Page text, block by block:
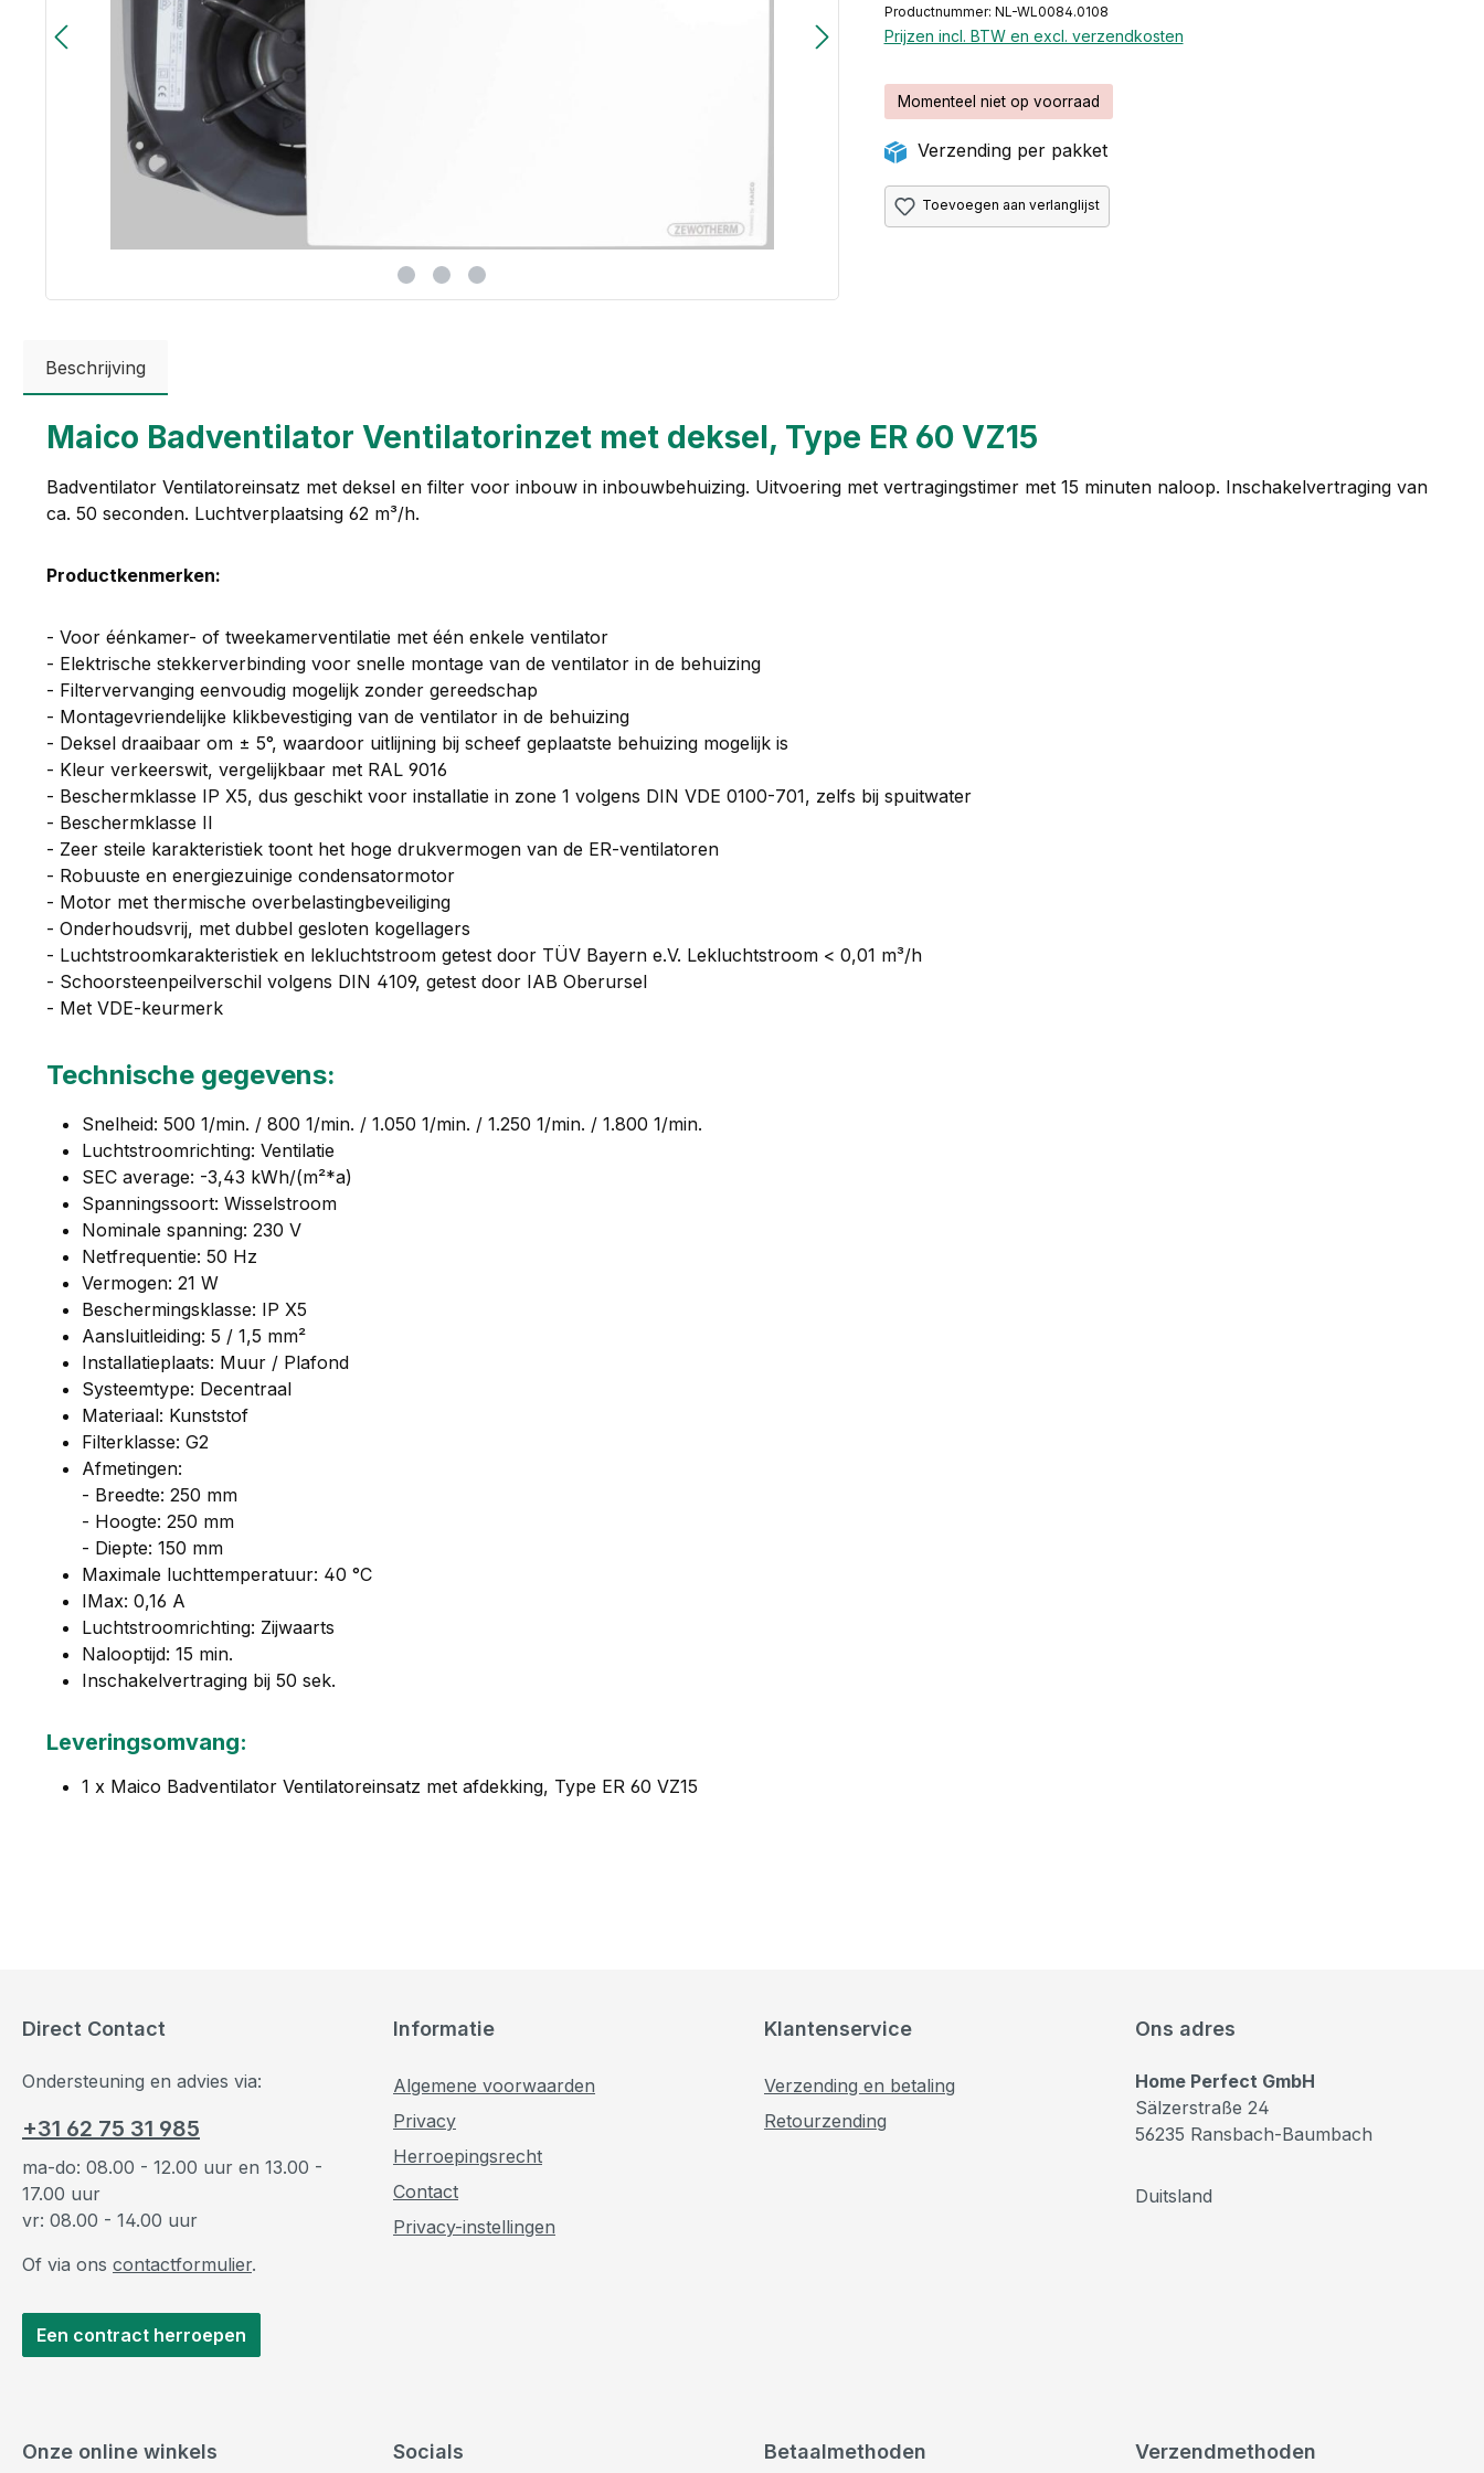
Productnummer: NL-WL0084.0108
Prijzen incl. BTW en excl. verzendkosten
Momenteel niet op voorraad
Verzending per pakket
Toevoegen aan verlanglijst
Beschrijving
Maico Badventilator Ventilatorinzet met deksel, Type ER 60 VZ15
Badventilator Ventilatoreinsatz met deksel en filter voor inbouw in inbouwbehuizing. Uitvoering met vertragingstimer met 15 minuten naloop. Inschakelvertraging van
ca. 50 seconden. Luchtverplaatsing 62 m³/h.
Productkenmerken:
- Voor éénkamer- of tweekamerventilatie met één enkele ventilator
- Elektrische stekkerverbinding voor snelle montage van de ventilator in de behuizing
- Filtervervanging eenvoudig mogelijk zonder gereedschap
- Montagevriendelijke klikbevestiging van de ventilator in de behuizing
- Deksel draaibaar om ± 5°, waardoor uitlijning bij scheef geplaatste behuizing mogelijk is
- Kleur verkeerswit, vergelijkbaar met RAL 9016
- Beschermklasse IP X5, dus geschikt voor installatie in zone 1 volgens DIN VDE 0100-701, zelfs bij spuitwater
- Beschermklasse II
- Zeer steile karakteristiek toont het hoge drukvermogen van de ER-ventilatoren
- Robuuste en energiezuinige condensatormotor
- Motor met thermische overbelastingbeveiliging
- Onderhoudsvrij, met dubbel gesloten kogellagers
- Luchtstroomkarakteristiek en lekluchtstroom getest door TÜV Bayern e.V. Lekluchtstroom < 0,01 m³/h
- Schoorsteenpeilverschil volgens DIN 4109, getest door IAB Oberursel
- Met VDE-keurmerk
Technische gegevens:
Snelheid: 500 1/min. / 800 1/min. / 1.050 1/min. / 1.250 1/min. / 1.800 1/min.
Luchtstroomrichting: Ventilatie
SEC average: -3,43 kWh/(m²*a)
Spanningssoort: Wisselstroom
Nominale spanning: 230 V
Netfrequentie: 50 Hz
Vermogen: 21 W
Beschermingsklasse: IP X5
Aansluitleiding: 5 / 1,5 mm²
Installatieplaats: Muur / Plafond
Systeemtype: Decentraal
Materiaal: Kunststof
Filterklasse: G2
Afmetingen:
- Breedte: 250 mm
- Hoogte: 250 mm
- Diepte: 150 mm
Maximale luchttemperatuur: 40 °C
IMax: 0,16 A
Luchtstroomrichting: Zijwaarts
Nalooptijd: 15 min.
Inschakelvertraging bij 50 sek.
Leveringsomvang:
1 x Maico Badventilator Ventilatoreinsatz met afdekking, Type ER 60 VZ15
Direct Contact
Ondersteuning en advies via:
+31 62 75 31 985
ma-do: 08.00 - 12.00 uur en 13.00 -
17.00 uur
vr: 08.00 - 14.00 uur
Of via ons contactformulier.
Een contract herroepen
Informatie
Algemene voorwaarden
Privacy
Herroepingsrecht
Contact
Privacy-instellingen
Klantenservice
Verzending en betaling
Retourzending
Betaalmethoden Verzendmethoden
Ons adres
Home Perfect GmbH
Sälzerstraße 24
56235 Ransbach-Baumbach
Duitsland
Socials
Onze online winkels